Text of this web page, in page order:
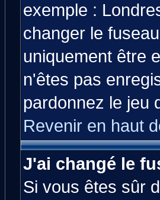
exemple :
changer le
uniquement être
n'êtes pas
pardonnez le jeu
Revenir en haut
J'ai changé le
Si vous êtes sûr